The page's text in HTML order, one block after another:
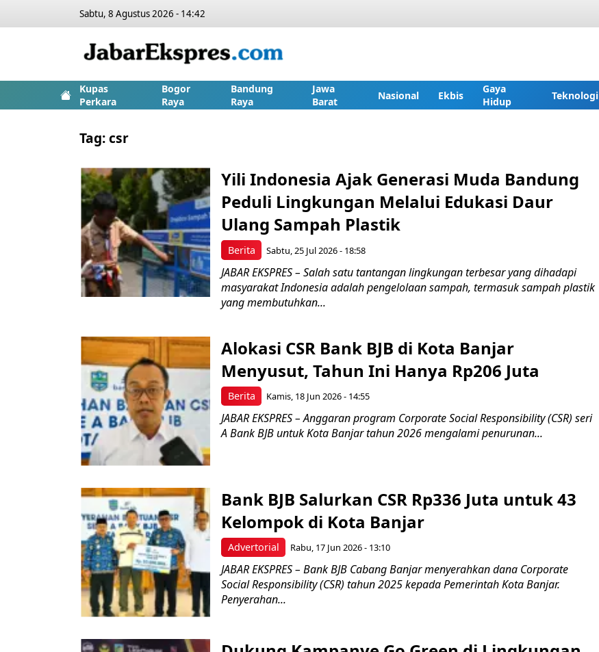
Sabtu, 8 Agustus 2026 - 14:42
Kupas
Perkara
Bogor
Raya
Bandung
Raya
Jawa
Barat
Nasional Ekbis
Gaya
Hidup
Teknologi
Tag:csr
Berita
Yili Indonesia Ajak Generasi Muda Bandung
Peduli Lingkungan Melalui Edukasi Daur
Ulang Sampah Plastik
Sabtu, 25 Jul 2026 - 18:58
JABAR EKSPRES – Salah satu tantangan lingkungan terbesar yang dihadapi
masyarakat Indonesia adalah pengelolaan sampah, termasuk sampah plastik
yang membutuhkan...
Berita
Alokasi CSR Bank BJB di Kota Banjar
Menyusut, Tahun Ini Hanya Rp206 Juta
Kamis, 18 Jun 2026 - 14:55
JABAR EKSPRES – Anggaran program Corporate Social Responsibility (CSR) seri
A Bank BJB untuk Kota Banjar tahun 2026 mengalami penurunan...
Advertorial
Bank BJB Salurkan CSR Rp336 Juta untuk 43
Kelompok di Kota Banjar
Rabu, 17 Jun 2026 - 13:10
JABAR EKSPRES – Bank BJB Cabang Banjar menyerahkan dana Corporate
Social Responsibility (CSR) tahun 2025 kepada Pemerintah Kota Banjar.
Penyerahan...